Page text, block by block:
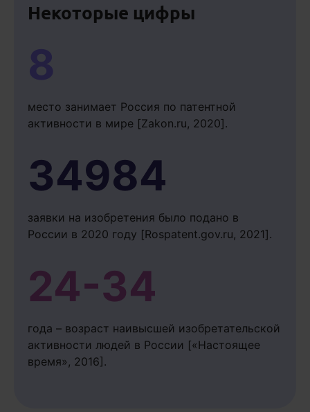
Некоторые цифры
8
место занимает Россия по патентной
активности в мире [Zakon.ru, 2020].
34984
заявки на изобретения было подано в
России в 2020 году [Rospatent.gov.ru, 2021].
24-34
года – возраст наивысшей изобретательской
активности людей в России [«Настоящее
время», 2016].